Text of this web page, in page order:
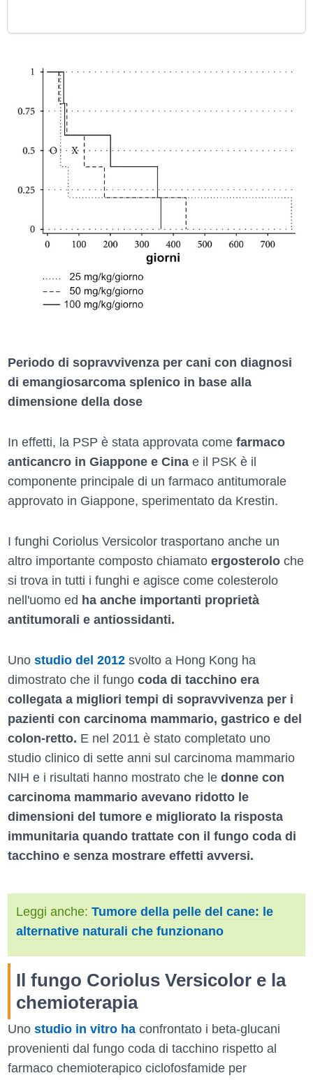
Periodo di sopravvivenza per cani con diagnosi
di emangiosarcoma splenico in base alla
dimensione della dose
In effetti, la PSP è stata approvata come farmaco
anticancro in Giappone e Cina e il PSK è il
componente principale di un farmaco antitumorale
approvato in Giappone, sperimentato da Krestin.
I funghi Coriolus Versicolor trasportano anche un
altro importante composto chiamato ergosterolo che
si trova in tutti i funghi e agisce come colesterolo
nell'uomo ed ha anche importanti proprietà
antitumorali e antiossidanti.
Uno studio del 2012 svolto a Hong Kong ha
dimostrato che il fungo coda di tacchino era
collegata a migliori tempi di sopravvivenza per i
pazienti con carcinoma mammario, gastrico e del
colon-retto. E nel 2011 è stato completato uno
studio clinico di sette anni sul carcinoma mammario
NIH e i risultati hanno mostrato che le donne con
carcinoma mammario avevano ridotto le
dimensioni del tumore e migliorato la risposta
immunitaria quando trattate con il fungo coda di
tacchino e senza mostrare effetti avversi.
Leggi anche: Tumore della pelle del cane: le
alternative naturali che funzionano
Il fungo Coriolus Versicolor e la
chemioterapia
Uno studio in vitro ha confrontato i beta-glucani
provenienti dal fungo coda di tacchino rispetto al
farmaco chemioterapico ciclofosfamide per